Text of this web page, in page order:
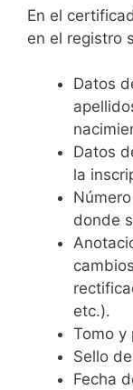
En el
en el registro
Datos
Datos
la
donde
etc.).
Tomo y
Sello
Fecha